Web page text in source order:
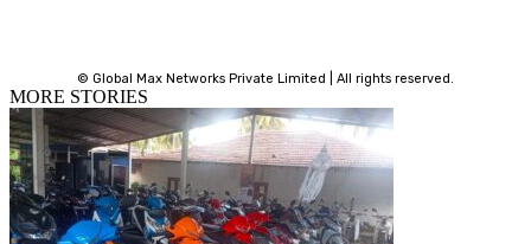
© Global Max Networks Private Limited | All rights reserved.
MORE STORIES